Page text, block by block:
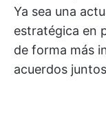
Ya sea una
estratégica en
de forma más
acuerdos